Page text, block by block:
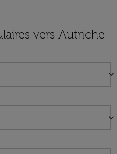
vers Autriche
keyboard_arrow_down
keyboard_arrow_down